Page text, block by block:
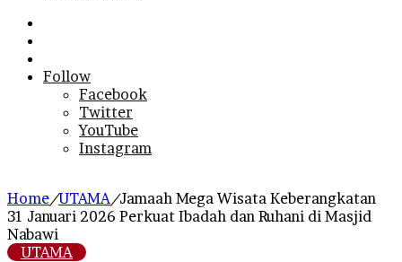
In
Follow
Facebook
Twitter
YouTube
Instagram
Home/UTAMA/Jamaah Mega Wisata Keberangkatan
31 Januari 2026 Perkuat Ibadah dan Ruhani di Masjid
Nabawi
UTAMA